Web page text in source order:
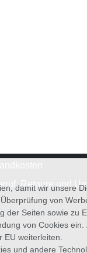
Retoure und
damit wir unsere
von
der Seiten sowie zu
von Cookies
weiterleiten.
und andere